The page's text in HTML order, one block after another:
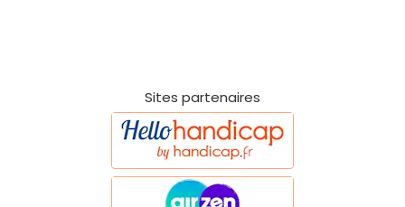
Sites partenaires